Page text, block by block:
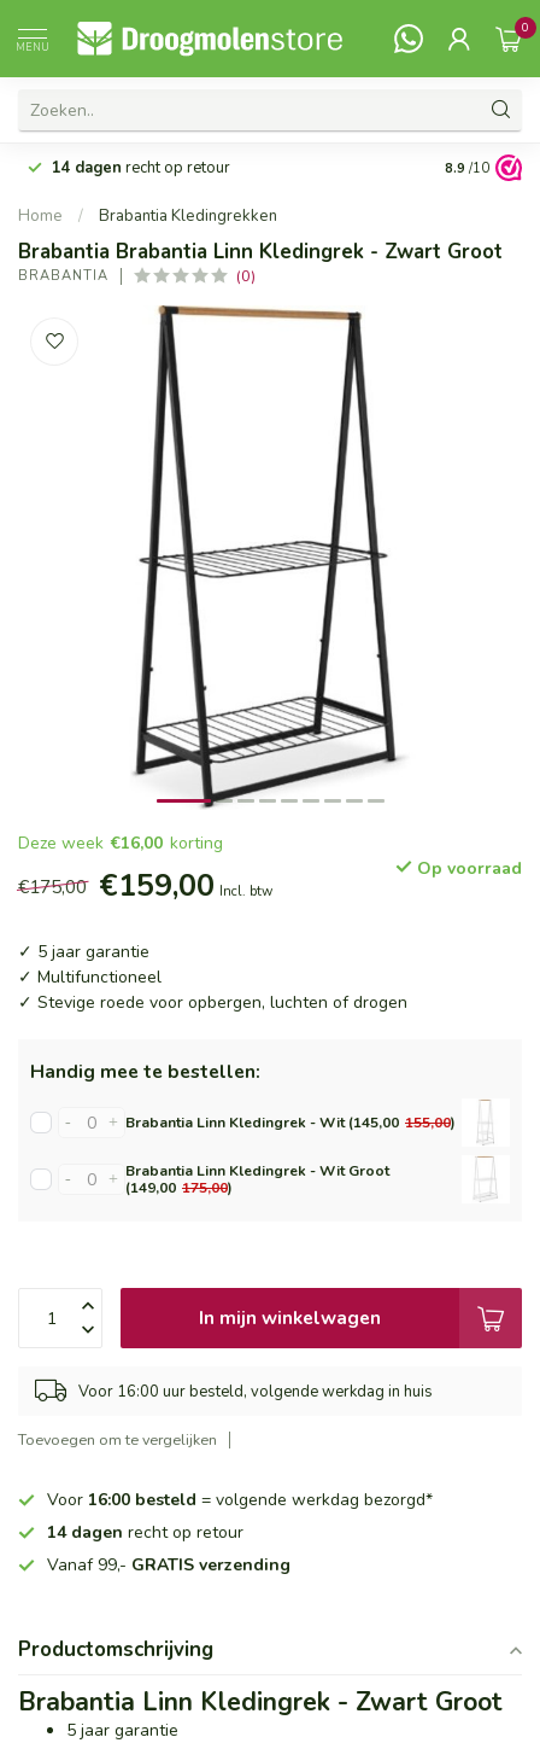
MENU
0
14 dagen recht op retour Vanaf 99,-
8.9 /10
Home / Brabantia Kledingrekken
Brabantia Brabantia Linn Kledingrek - Zwart Groot
BRABANTIA (0)
Deze week €16,00 korting
€175,00 €159,00 Incl. btw
Op voorraad
✓ 5 jaar garantie
✓ Multifunctioneel
✓ Stevige roede voor opbergen, luchten of drogen
Handig mee te bestellen:
- + Brabantia Linn Kledingrek - Wit (145,00 155,00)
- + Brabantia Linn Kledingrek - Wit Groot
(149,00 175,00)
In mijn winkelwagen
Voor 16:00 uur besteld, volgende werkdag in huis
Toevoegen om te vergelijken
Voor 16:00 besteld = volgende werkdag bezorgd*
14 dagen recht op retour
Vanaf 99,- GRATIS verzending
Productomschrijving
Brabantia Linn Kledingrek - Zwart Groot
5 jaar garantie